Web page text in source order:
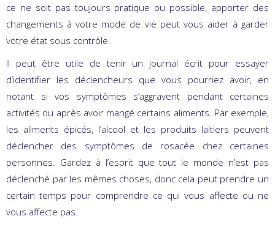
ce ne soit pas toujours pratique ou possible, apporter des
changements à votre mode de vie peut vous aider à garder
votre état sous contrôle.
Il peut être utile de tenir un journal écrit pour essayer
d’identifier les déclencheurs que vous pourriez avoir, en
notant si vos symptômes s’aggravent pendant certaines
activités ou après avoir mangé certains aliments. Par exemple,
les aliments épicés, l’alcool et les produits laitiers peuvent
déclencher des symptômes de rosacée chez certaines
personnes. Gardez à l’esprit que tout le monde n’est pas
déclenché par les mêmes choses, donc cela peut prendre un
certain temps pour comprendre ce qui vous affecte ou ne
vous affecte pas.